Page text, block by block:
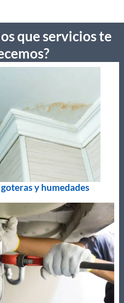
que servicios te
y humedades